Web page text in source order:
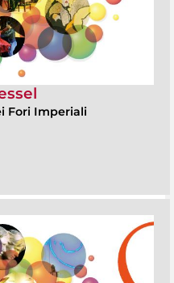
Fori Imperiali